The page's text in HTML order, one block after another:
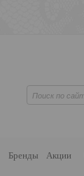
Бренды Акции